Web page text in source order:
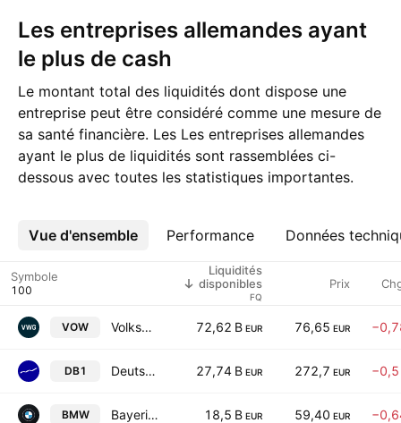
Les entreprises allemandes ayant
le plus de cash
Le montant total des liquidités dont dispose une
entreprise peut être considéré comme une mesure de
sa santé financière. Les Les entreprises allemandes
ayant le plus de liquidités sont rassemblées ci-
dessous avec toutes les statistiques importantes.
Vue d'ensemble Performance Données
Plus
Symbole
Liquidités
disponibles
FQ
Prix
VOW Volkswagen AG 72,62 B EUR 76,65 EUR
DB1 Deutsche Boerse AG 27,74 B EUR 272,7 EUR
BMW Bayerische Motoren Werke AG 18,5 B EUR 59,40 EUR